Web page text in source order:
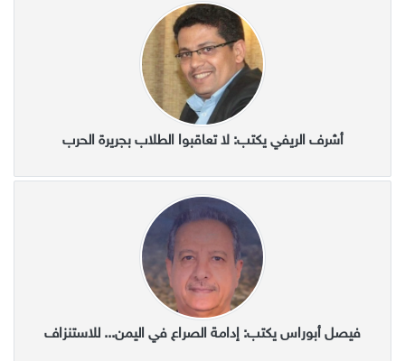
أشرف الريفي يكتب: لا تعاقبوا الطلاب بجريرة الحرب
فيصل أبوراس يكتب: إدامة الصراع في اليمن... للاستنزاف